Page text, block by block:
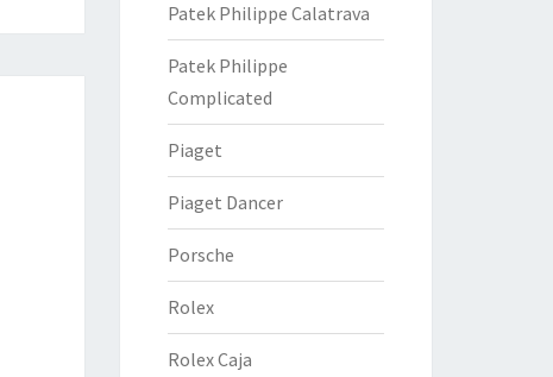
Patek Philippe Calatrava
Patek Philippe
Complicated
Piaget
Piaget Dancer
Porsche
Rolex
Rolex Caja